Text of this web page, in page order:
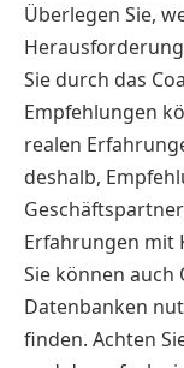
Überlegen Sie,
Sie durch das
Empfehlungen
realen
deshalb,
Erfahrungen mit
Sie können
Datenbanken
finden. Achten